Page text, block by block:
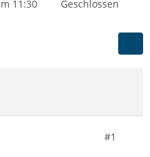
11:30
Geschlossen
#1